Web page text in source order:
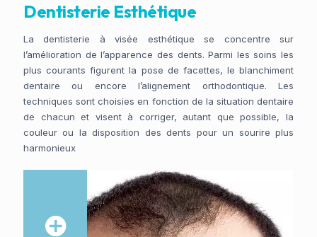
Dentisterie Esthétique
La dentisterie à visée esthétique se concentre sur
l’amélioration de l’apparence des dents. Parmi les soins les
plus courants figurent la pose de facettes, le blanchiment
dentaire ou encore l’alignement orthodontique. Les
techniques sont choisies en fonction de la situation dentaire
de chacun et visent à corriger, autant que possible, la
couleur ou la disposition des dents pour un sourire plus
harmonieux